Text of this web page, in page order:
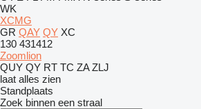
WK
XCMG
GR QAY QY XC
130 431412
Zoomlion
QUY QY RT TC ZA ZLJ
laat alles zien
Standplaats
Zoek binnen een straal